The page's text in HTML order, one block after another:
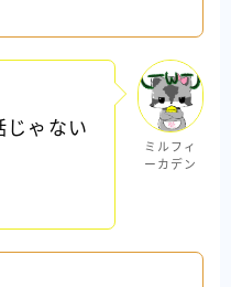
じゃない
ミルフィ
ーカデン